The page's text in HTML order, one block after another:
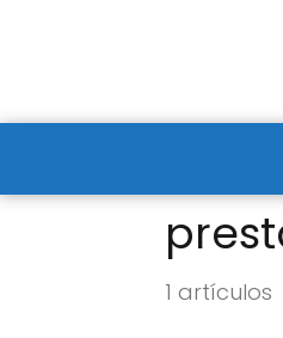
1 artículos